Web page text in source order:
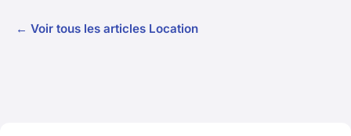
← Voir tous les articles Location